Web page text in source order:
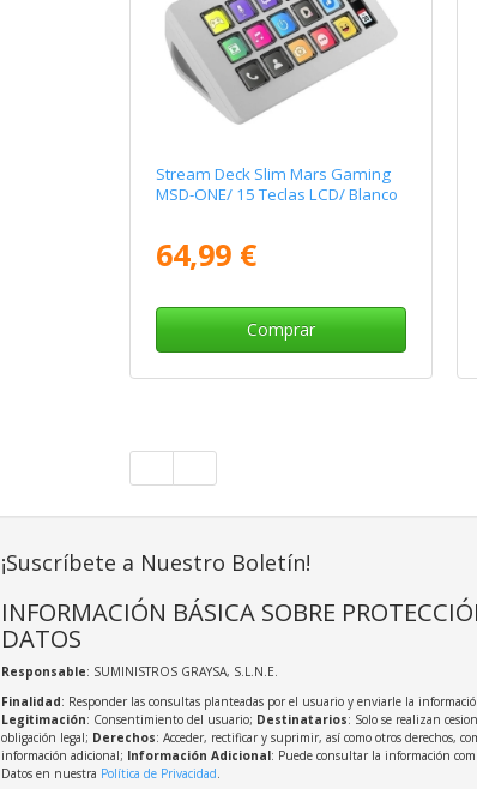
Stream Deck Slim Mars Gaming
MSD-ONE/ 15 Teclas LCD/ Blanco
64,99 €
Comprar
¡Suscríbete a Nuestro Boletín!
INFORMACIÓN BÁSICA SOBRE
DATOS
Responsable: SUMINISTROS GRAYSA, S.L.N.E.
Finalidad: Responder las consultas planteadas por el usuario y enviarle la
Legitimación: Consentimiento del usuario; Destinatarios: Solo se realizan
obligación legal; Derechos: Acceder, rectificar y suprimir, así como otros derechos,
información adicional; Información Adicional: Puede consultar la información
Datos en nuestra Política de Privacidad.